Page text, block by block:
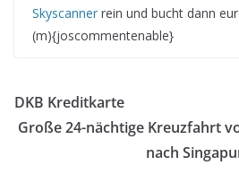
Skyscanner rein und bucht dann
(m){joscommentenable}
DKB Kreditkarte
Große 24-nächtige Kreuzfahrt
nach